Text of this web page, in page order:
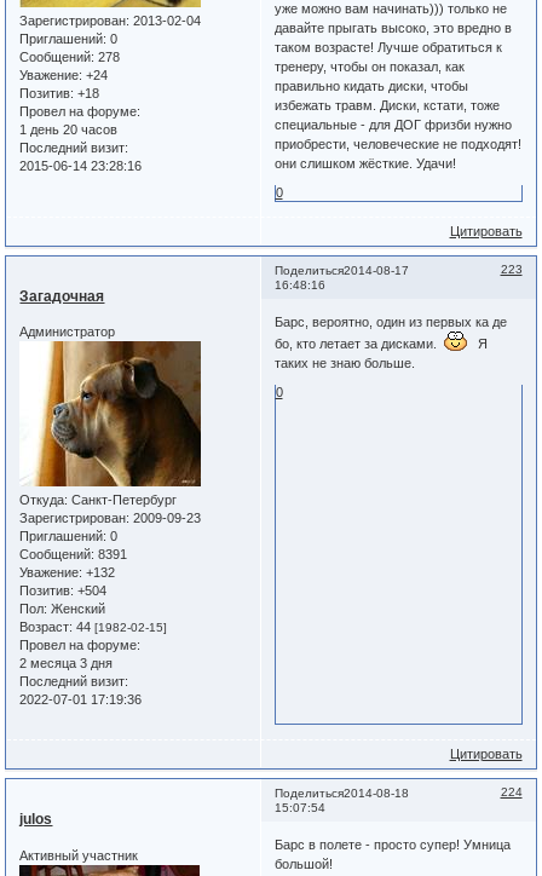
Зарегистрирован: 2013-02-04
Приглашений: 0
Сообщений: 278
Уважение: +24
Позитив: +18
Провел на форуме:
1 день 20 часов
Последний визит:
2015-06-14 23:28:16
уже можно вам начинать))) только не
давайте прыгать высоко, это вредно в
таком возрасте! Лучше обратиться к
тренеру, чтобы он показал, как
правильно кидать диски, чтобы
избежать травм. Диски, кстати, тоже
специальные - для ДОГ фризби нужно
приобрести, человеческие не подходят!
они слишком жёсткие. Удачи!
0
Цитировать
Поделиться 223
2014-08-17
16:48:16
Загадочная
Администратор
Откуда: Санкт-Петербург
Зарегистрирован: 2009-09-23
Приглашений: 0
Сообщений: 8391
Уважение: +132
Позитив: +504
Пол: Женский
Возраст: 44[1982-02-15]
Провел на форуме:
2 месяца 3 дня
Последний визит:
2022-07-01 17:19:36
Барс, вероятно, один из первых ка де
бо, кто летает за дисками.
Я
таких не знаю больше.
0
Цитировать
Поделиться 224
2014-08-18
15:07:54
julos
Активный участник
Барс в полете - просто супер! Умница
большой!